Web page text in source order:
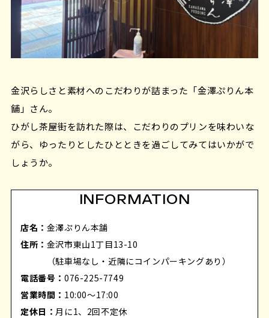
金沢らしさと素材へのこだわりが詰まった「金澤ぷりん本
舗」さん。
ひがし茶屋街を訪れた際は、こだわりのプリンを味わいな
がら、ゆったりとしたひとときを過ごしてみてはいかがで
しょうか。
INFORMATION
店名： 金澤ぷりん本舗
住所： 金沢市東山1丁目13-10
（駐車場なし・近隣にコインパーキングあり）
電話番号： 076-225-7749
営業時間： 10:00〜17:00
定休日： 月に1、2回不定休